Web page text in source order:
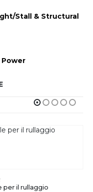
Stall & Structural
per il rullaggio